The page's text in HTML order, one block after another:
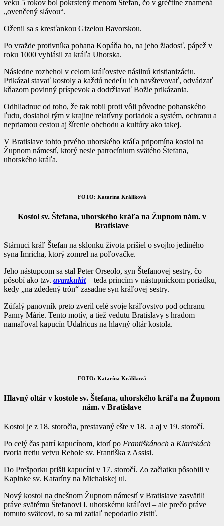
veku 5 rokov bol pokrstený menom Štefan, čo v gréčtine znamená
„ovenčený slávou“.
Oženil sa s kresťankou Gizelou Bavorskou.
Po vražde protivníka pohana Kopáňa ho, na jeho žiadosť, pápež v
roku 1000 vyhlásil za kráľa Uhorska.
Následne rozbehol v celom kráľovstve násilnú kristianizáciu.
Prikázal stavať kostoly a každú nedeľu ich navštevovať, odvádzať
kňazom povinný príspevok a dodržiavať Božie prikázania.
Odhliadnuc od toho, že tak robil proti vôli pôvodne pohanského
ľudu, dosiahol tým v krajine relatívny poriadok a systém, ochranu a
nepriamou cestou aj šírenie obchodu a kultúry ako takej.
V Bratislave tohto prvého uhorského kráľa pripomína kostol na
Župnom námestí, ktorý nesie patrocínium svätého Štefana,
uhorského kráľa.
FOTO: Katarína Králiková
Kostol sv. Štefana, uhorského kráľa na Župnom nám. v
Bratislave
Stárnuci kráľ Štefan na sklonku života prišiel o svojho jediného
syna Imricha, ktorý zomrel na poľovačke.
Jeho nástupcom sa stal Peter Orseolo, syn Štefanovej sestry, čo
pôsobí ako tzv. avankulát– teda princím v nástupníckom poriadku,
kedy „na zdedený trón“ zasadne syn kráľovej sestry.
Zúfalý panovník preto zveril celé svoje kráľovstvo pod ochranu
Panny Márie. Tento motív, a tiež vedutu Bratislavy s hradom
namaľoval kapucín Udalricus na hlavný oltár kostola.
FOTO: Katarína Králiková
Hlavný oltár v kostole sv. Štefana, uhorského kráľa na Župnom
nám. v Bratislave
Kostol je z 18. storočia, prestavaný ešte v 18. a aj v 19. storočí.
Po celý čas patrí kapucínom, ktorí po Františkánoch a Klariskách
tvoria tretiu vetvu Rehole sv. Františka z Assisi.
Do Prešporku prišli kapucíni v 17. storočí. Zo začiatku pôsobili v
Kaplnke sv. Kataríny na Michalskej ul.
Nový kostol na dnešnom Župnom námestí v Bratislave zasvätili
práve svätému Štefanovi I. uhorskému kráľovi – ale prečo práve
tomuto svätcovi, to sa mi zatiaľ nepodarilo zistiť.